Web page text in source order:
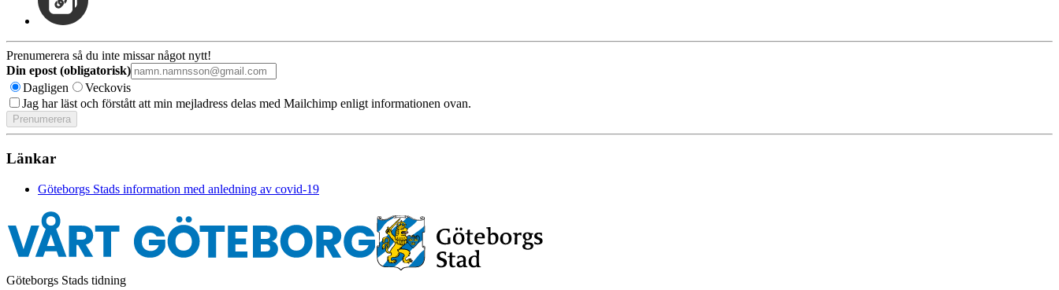
Prenumerera så du inte missar något nytt!
Din epost (obligatorisk)
Dagligen
Veckovis
Jag har läst och förstått att min mejladress delas med Mailchimp enligt informationen ovan.
Länkar
Göteborgs Stads information med anledning av covid-19
Göteborgs Stads tidning